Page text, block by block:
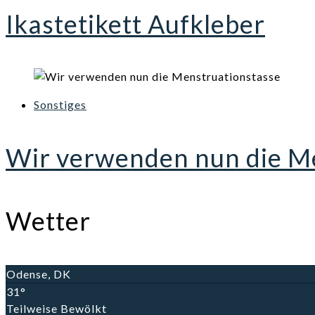
Ikastetikett Aufkleber
Sonstiges
Wir verwenden nun die
Wetter
Odense, DK
31°
Teilweise Bewölkt